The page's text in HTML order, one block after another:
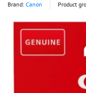
Brand: Canon Product